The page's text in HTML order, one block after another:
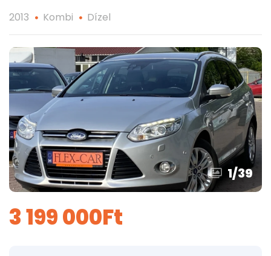
2013 Kombi Dízel
1/39
3 199 000Ft